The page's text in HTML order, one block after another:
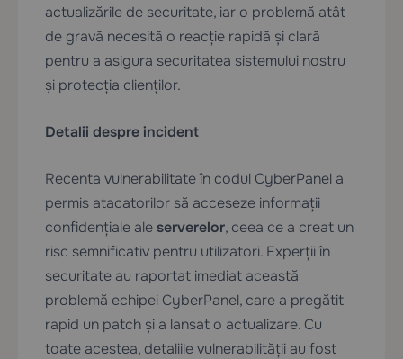
actualizările de securitate, iar o problemă atât
de gravă necesită o reacție rapidă și clară
pentru a asigura securitatea sistemului nostru
și protecția clienților.
Detalii despre incident
Recenta vulnerabilitate în codul CyberPanel a
permis atacatorilor să acceseze informații
confidențiale ale serverelor, ceea ce a creat un
risc semnificativ pentru utilizatori. Experții în
securitate au raportat imediat această
problemă echipei CyberPanel, care a pregătit
rapid un patch și a lansat o actualizare. Cu
toate acestea, detaliile vulnerabilității au fost